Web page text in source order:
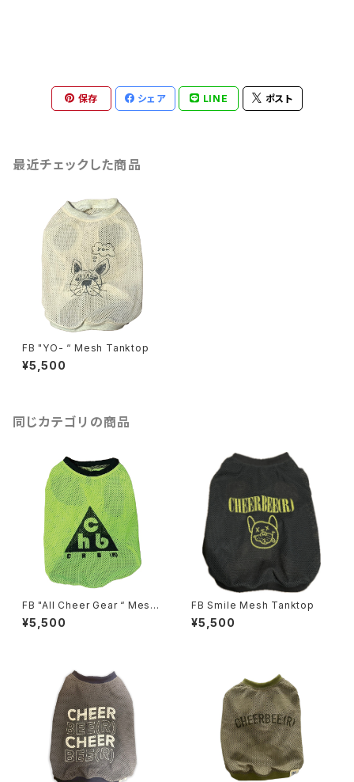
保存 シェア LINE ポスト
最近チェックした商品
FB "YO- “ Mesh Tanktop
¥5,500
同じカテゴリの商品
FB "All Cheer Gear “ Mesh
Tanktop
¥5,500
FB Smile Mesh Tanktop
¥5,500